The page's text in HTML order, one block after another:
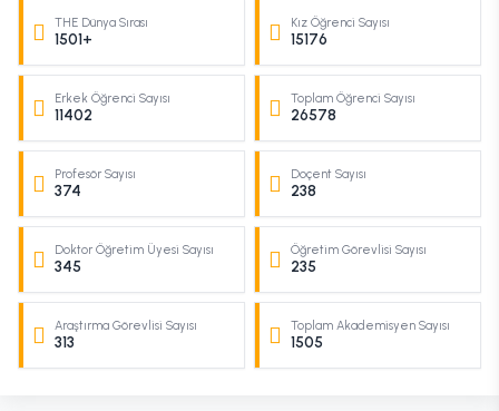
THE Dünya Sırası
1501+
Kız Öğrenci Sayısı
15176
Erkek Öğrenci Sayısı
11402
Toplam Öğrenci Sayısı
26578
Profesör Sayısı
374
Doçent Sayısı
238
Doktor Öğretim Üyesi Sayısı
345
Öğretim Görevlisi Sayısı
235
Araştırma Görevlisi Sayısı
313
Toplam Akademisyen Sayısı
1505